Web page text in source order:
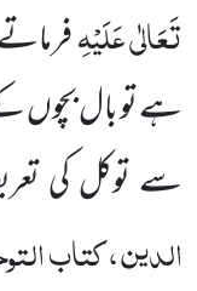
تَعَالٰی عَلَیْہِ
ہے تو بال بچوں
سے توکل کی
الدین ، کتاب